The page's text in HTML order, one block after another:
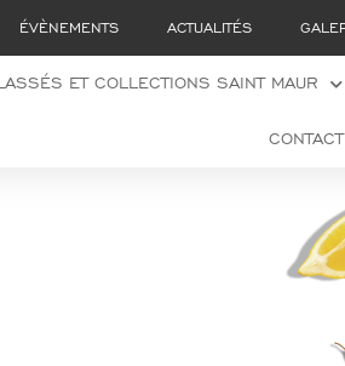
ÉVÈNEMENTS ACTUALITÉS
ET COLLECTIONS SAINT MAUR